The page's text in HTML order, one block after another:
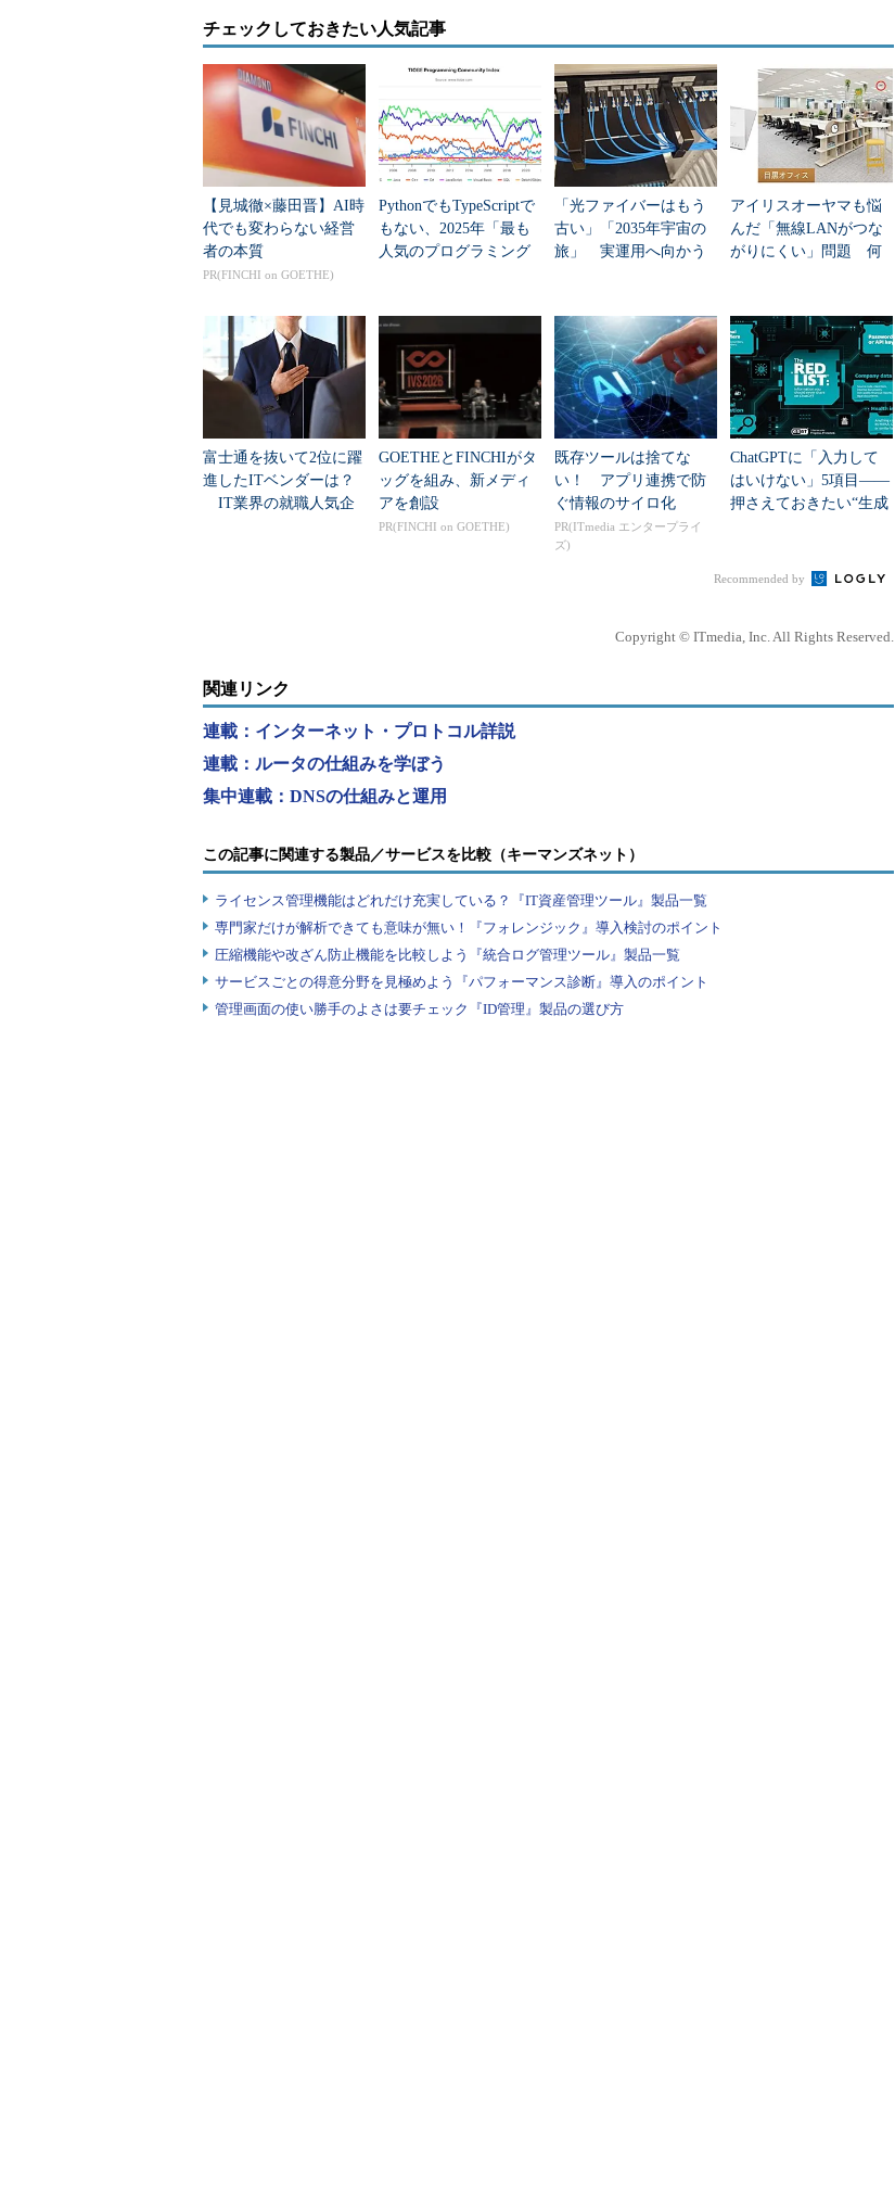
アドレス」です。そのためメールアドレス売買の業界では人気商品ってことになります
ね。そんな裏事情もあり、配信を断るほどさらに多くの業者からSPAMメールが届く、な
んて皮肉な結果になってしまうわけです。
じゃあ、一体どうすりゃいいの？ 答えは「ひたすら無視する」です。メールソフトの
自動振り分け機能を使って、この手のメールにありがちな言葉を含んだメールは、即時
ゴミ箱へ直行させちゃいましょう。100％とはいきませんが、それなりに何とか対処でき
ます。間違っても返事を出しちゃダメですよ。
なぜ、こんな話をしたかというと、メールというものは、それを受け取る人が内容を
側、メールを受け取る部分のプロトコルを見ていきましょう。
POP3サーバはジミ子さん
メールボックスを読み出すプロトコルは何でしたっけ？ 忘れちゃった
写真や音楽も付いて見た目の華やかなHTTPや、メール配送のカナメなんて説明される
SMTPに比べると、今回登場するPOP3はちょっとジミかもしれません。なぜかって？ だ
って、活躍の範囲が狭いんですもん。自分あてのメールがたまっているサーバにつない
で、単純にメールを読み出してくるだけ、たったそれだけの働きしかしません。送信は
す。実際は“Post Office”というより“PostBox”なんですけどね。連載第3回「
ル送信の舞台裏をあやつる」で登場した
自分のメールを他人に読まれたりしないか心配です
新しいマンションなら、ポストにも鍵が付いてたりします。でも一軒家のポストだと
鍵らしい鍵がなかったりして、郵便物の秘密はそれなりです。一方、電子メールの場
合、他人のメールを読むことはちょっとやそっとじゃできません。理由は、POP3でメー
ルを読み出すときに、パスワードを指定するようになっているからです。パスワードを
ちゃんと秘密にしておけば、普通は、他人がメールを盗み読みすることはありませんの
で安心です。
チェックしておきたい人気記事
【見城徹×藤田晋】AI時
代でも変わらない経営
者の本質
PR(FINCHI on GOETHE)
PythonでもTypeScriptで
もない、2025年「最も
人気のプログラミング
「光ファイバーはもう
古い」「2035年宇宙の
旅」 実運用へ向かう
アイリスオーヤマも悩
んだ「無線LANがつな
がりにくい」問題 何
富士通を抜いて2位に躍
進したITベンダーは？
IT業界の就職人気企
GOETHEとFINCHIがタ
ッグを組み、新メディ
アを創設
PR(FINCHI on GOETHE)
既存ツールは捨てな
い！ アプリ連携で防
ぐ情報のサイロ化
PR(ITmedia エンタープライ
ズ)
ChatGPTに「入力して
はいけない」5項目――
押さえておきたい“生成
Recommended by
Copyright © ITmedia, Inc. All Rights Reserved.
関連リンク
連載：インターネット・プロトコル詳説
連載：ルータの仕組みを学ぼう
集中連載：DNSの仕組みと運用
この記事に関連する製品／サービスを比較（キーマンズネット）
ライセンス管理機能はどれだけ充実している？『IT資産管理ツール』製品一覧
専門家だけが解析できても意味が無い！『フォレンジック』導入検討のポイント
圧縮機能や改ざん防止機能を比較しよう『統合ログ管理ツール』製品一覧
サービスごとの得意分野を見極めよう『パフォーマンス診断』導入のポイント
管理画面の使い勝手のよさは要チェック『ID管理』製品の選び方